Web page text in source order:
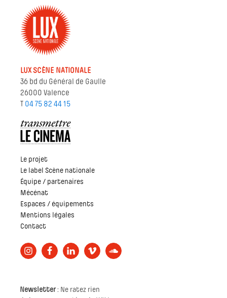
LUX SCÈNE NATIONALE
36 bd du Général de Gaulle
26000 Valence
T 04 75 82 44 15
Le projet
Le label Scène nationale
Équipe / partenaires
Mécénat
Espaces / équipements
Mentions légales
Contact
Newsletter: Ne ratez rien